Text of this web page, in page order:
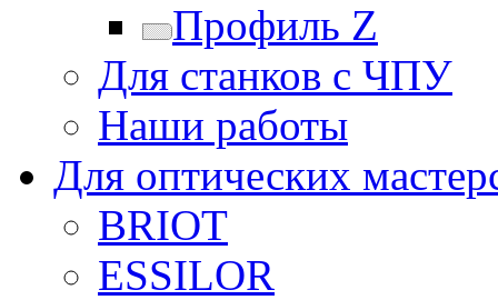
Профиль Z
Для станков с ЧПУ
Наши работы
Для оптических
BRIOT
ESSILOR